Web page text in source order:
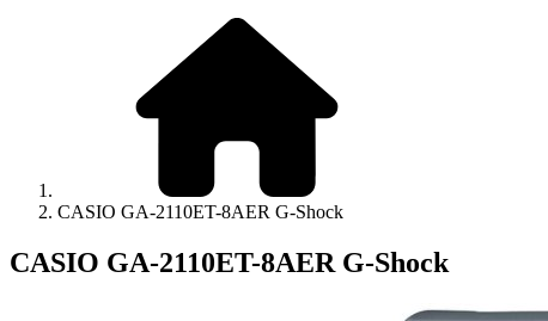
CASIO GA-2110ET-8AER G-Shock
CASIO GA-2110ET-8AER G-Shock